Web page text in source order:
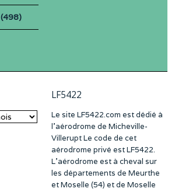
(498)
LF5422
Le site LF5422.com est dédié à
l’aérodrome de Micheville-
Villerupt Le code de cet
aérodrome privé est LF5422.
L’aérodrome est à cheval sur
les départements de Meurthe
et Moselle (54) et de Moselle